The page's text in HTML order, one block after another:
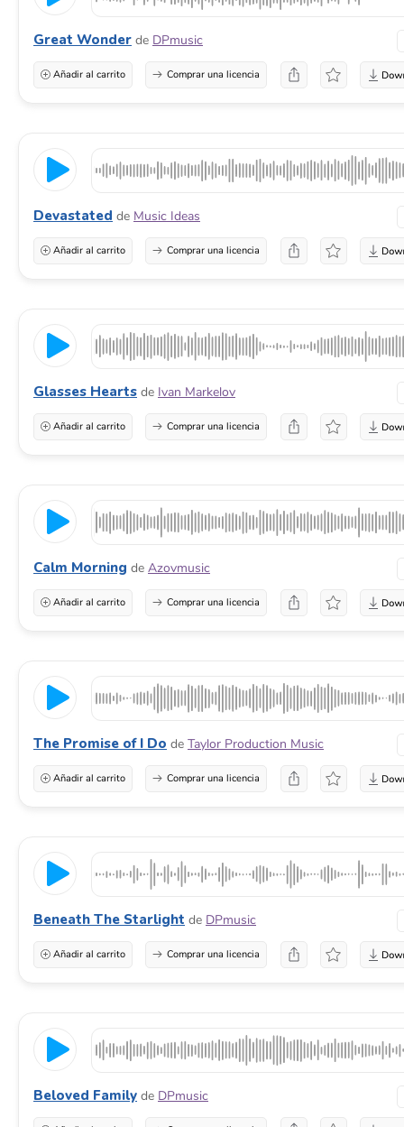
Great Wonder de DPmusic
Añadir al carrito Comprar una licencia
Devastated de Music Ideas
Añadir al carrito Comprar una licencia
Glasses Hearts de Ivan Markelov
Añadir al carrito Comprar una licencia
Calm Morning de Azovmusic
Añadir al carrito Comprar una licencia
The Promise of I Do de Taylor Production Music
Añadir al carrito Comprar una licencia
Beneath The Starlight de DPmusic
Añadir al carrito Comprar una licencia
Beloved Family de DPmusic